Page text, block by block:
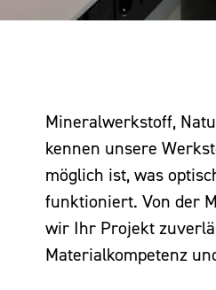
Mineralwerkstoff,
kennen unsere
möglich ist, was
funktioniert. Von der
wir Ihr Projekt
Materialkompetenz